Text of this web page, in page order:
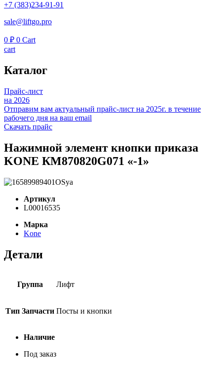
+7 (383)234-91-91
sale@liftgo.pro
0 ₽ 0 Cart
cart
Каталог
Прайс-лист
на 2026
Отправим вам актуальный прайс-лист на 2025г. в течение
рабочего дня на ваш email
Скачать прайс
Нажимной элемент кнопки приказа
KONE КМ870820G071 «-1»
Артикул
L00016535
Марка
Kone
Детали
Группа Лифт
Тип Запчасти Посты и кнопки
Наличие
Под заказ